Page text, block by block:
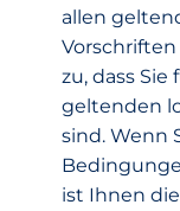
allen
zu, dass
geltenden
sind. Wenn
ist Ihnen